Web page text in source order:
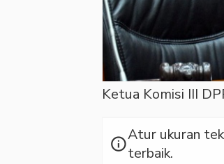
Ketua Komisi III
infoAtur ukuran
terbaik.